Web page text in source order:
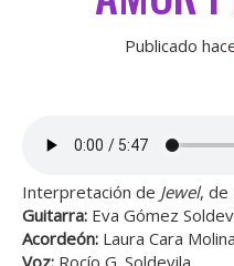
Publicado
Interpretación de Jewel, de
Guitarra: Eva Gómez
Acordeón: Laura Cara
Voz: Rocío G. Soldevila